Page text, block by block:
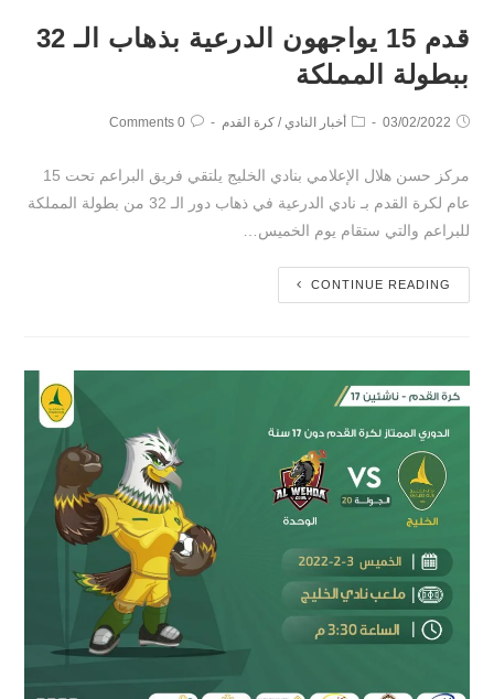
قدم 15 يواجهون الدرعية بذهاب الـ 32
ببطولة المملكة
03/02/2022 أخبار النادي / كرة القدم 0 Comments
مركز حسن هلال الإعلامي بنادي الخليج يلتقي فريق البراعم تحت 15
عام لكرة القدم بـ نادي الدرعية في ذهاب دور الـ 32 من بطولة المملكة
للبراعم والتي ستقام يوم الخميس…
CONTINUE READING